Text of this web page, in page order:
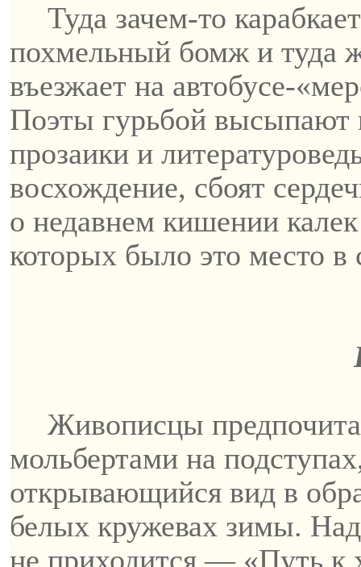
Туда зачем-то
похмельный бомж и туда
въезжает на автобусе-«
Поэты гурьбой высыпают
прозаики и
восхождение, сбоят
о недавнем кишении
которых было это место в
Живописцы
мольбертами на
открывающийся вид в
белых кружевах зимы.
не приходится — «Путь к